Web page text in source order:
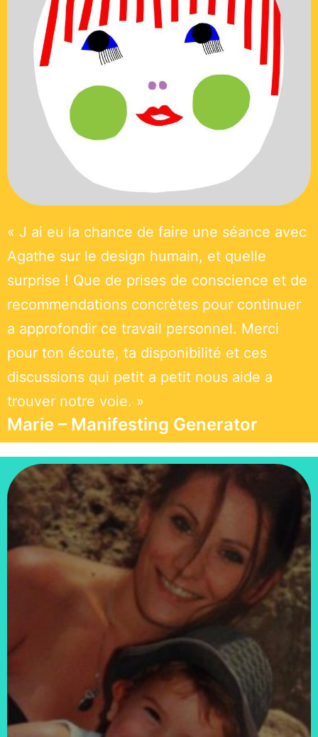
« J ai eu la chance de faire une séance avec
Agathe sur le design humain, et quelle
surprise ! Que de prises de conscience et de
recommendations concrètes pour continuer
a approfondir ce travail personnel. Merci
pour ton écoute, ta disponibilité et ces
discussions qui petit a petit nous aide a
trouver notre voie. »
Marie – Manifesting Generator